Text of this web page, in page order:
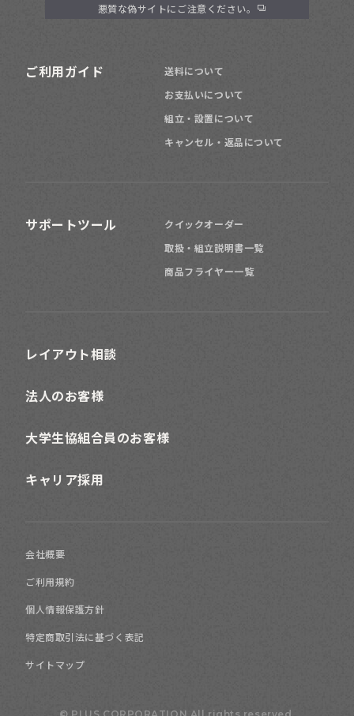
高さ150～179cm
倉庫に
フレンチ
ポップ
モダン
悪質な偽サイトにご注意ください。
ご利用ガイド
送料について
お支払いについて
組立・設置について
キャンセル・返品について
サポートツール
クイックオーダー
取扱・組立説明書一覧
商品フライヤー一覧
レイアウト相談
法人のお客様
大学生協組合員のお客様
キャリア採用
会社概要
ご利用規約
個人情報保護方針
特定商取引法に基づく表記
サイトマップ